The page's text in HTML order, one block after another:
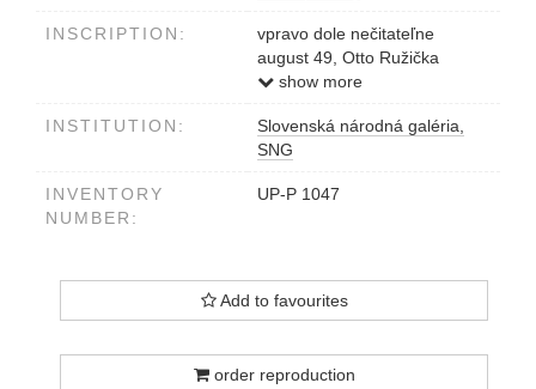
INSCRIPTION:
vpravo dole nečitateľne
august 49, Otto Ružička
Pardubice
show more
INSTITUTION:
Slovenská národná galéria,
SNG
INVENTORY
NUMBER:
UP-P 1047
Add to favourites
order reproduction